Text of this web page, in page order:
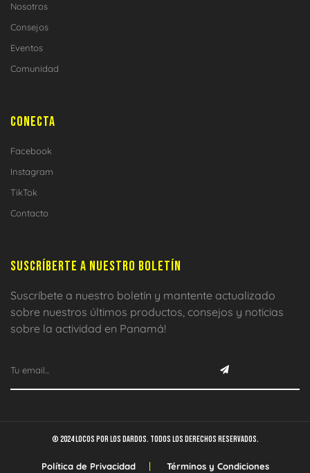
Nosotros
Consejos
Eventos
Comunidad
CONECTA
Facebook
Instagram
TikTok
Contacto
SUSCRÍBERTE A NUESTRO BOLETÍN
Suscríbete a nuestro boletín y mantente actualizado
sobre nuestros últimos productos, consejos y noticias
sobre la actividad en Panamá!
© 2024 Locos por los dardos. Todos los derechos reservados.
Política de Privacidad Términos y Condiciones